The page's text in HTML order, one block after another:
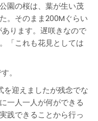
園の桜は、葉が生い茂
。そのまま200Mぐらい
ります。遅咲きなので
「これも花見としては
。
迎えましたが残念でな
一人一人が何ができる
践できることから行っ